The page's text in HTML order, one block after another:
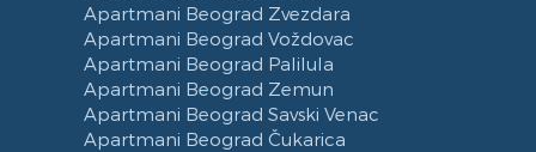
Apartmani Beograd Zvezdara
Apartmani Beograd Voždovac
Apartmani Beograd Palilula
Apartmani Beograd Zemun
Apartmani Beograd Savski Venac
Apartmani Beograd Čukarica